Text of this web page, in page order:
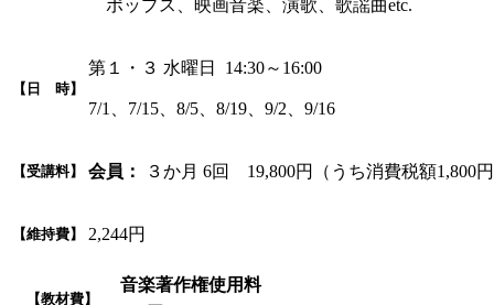
ポップス、映画音楽、演歌、歌謡曲etc.
【日 時】
第１・３ 水曜日 14:30～16:00
7/1、7/15、8/5、8/19、9/2、9/16
【受講料】 会員： ３か月 6回 19,800円（うち消費税額1,800
【維持費】 2,244円
【教材費】
音楽著作権使用料